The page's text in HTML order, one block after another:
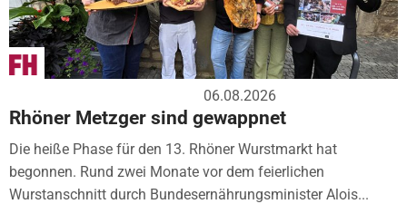
06.08.2026
Rhöner Metzger sind gewappnet
Die heiße Phase für den 13. Rhöner Wurstmarkt hat
begonnen. Rund zwei Monate vor dem feierlichen
Wurstanschnitt durch Bundesernährungsminister Alois...